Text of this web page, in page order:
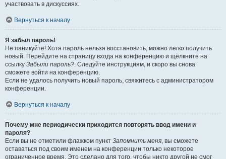
участвовать в дискуссиях.
Вернуться к началу
Я забыл пароль!
Не паникуйте! Хотя пароль нельзя восстановить, можно легко получить
новый. Перейдите на страницу входа на конференцию и щёлкните на
ссылку Забыли пароль?. Следуйте инструкциям, и скоро вы снова
сможете войти на конференцию.
Если не удалось получить новый пароль, свяжитесь с администратором
конференции.
Вернуться к началу
Почему мне периодически приходится повторять ввод имени и
пароля?
Если вы не отметили флажком пункт Запомнить меня, вы сможете
оставаться под своим именем на конференции только некоторое
ограниченное время. Это сделано для того, чтобы никто другой не смог